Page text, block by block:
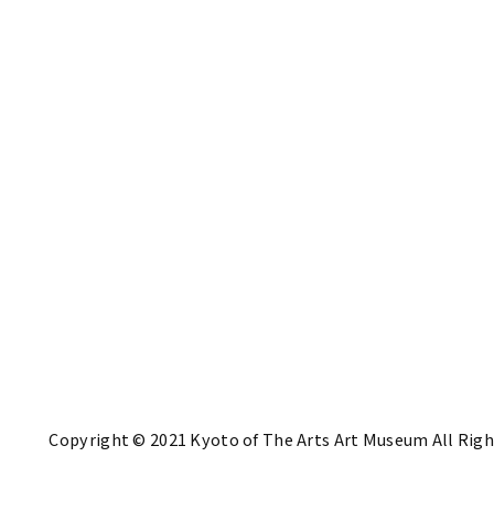
Copyright © 2021 Kyoto of The Arts Art Museum All